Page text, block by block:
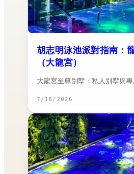
胡志明泳池派對指南：
（大龍宮）
大龍宮至尊別墅：私人別墅與
7/18/2026